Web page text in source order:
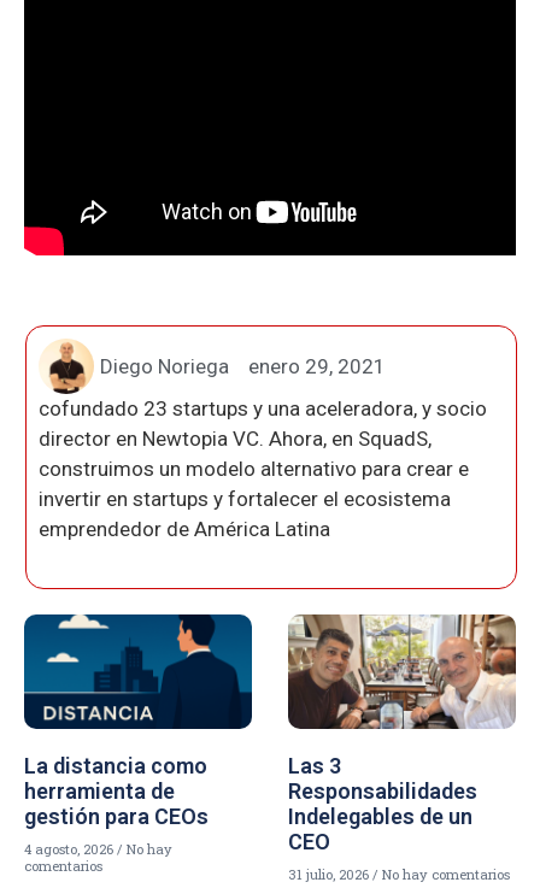
Diego Noriega
enero 29, 2021
cofundado 23 startups y una aceleradora, y socio
director en Newtopia VC. Ahora, en SquadS,
construimos un modelo alternativo para crear e
invertir en startups y fortalecer el ecosistema
emprendedor de América Latina
La distancia como
herramienta de
gestión para CEOs
4 agosto, 2026
No hay
comentarios
Las 3
Responsabilidades
Indelegables de un
CEO
31 julio, 2026 No hay comentarios